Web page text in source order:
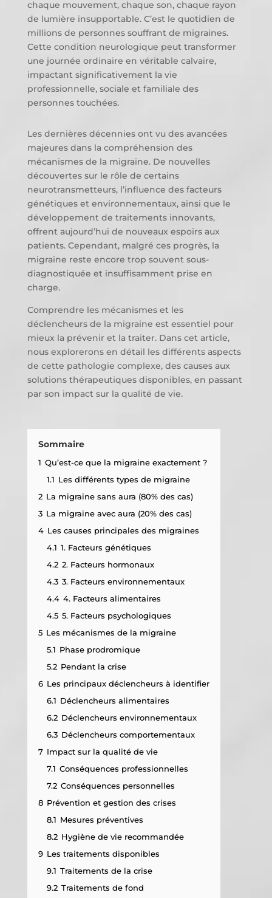
chaque mouvement, chaque son, chaque rayon
de lumière insupportable. C’est le quotidien de
millions de personnes souffrant de migraines.
Cette condition neurologique peut transformer
une journée ordinaire en véritable calvaire,
impactant significativement la vie
professionnelle, sociale et familiale des
personnes touchées.
Les dernières décennies ont vu des avancées
majeures dans la compréhension des
mécanismes de la migraine. De nouvelles
découvertes sur le rôle de certains
neurotransmetteurs, l’influence des facteurs
génétiques et environnementaux, ainsi que le
développement de traitements innovants,
offrent aujourd’hui de nouveaux espoirs aux
patients. Cependant, malgré ces progrès, la
migraine reste encore trop souvent sous-
diagnostiquée et insuffisamment prise en
charge.
Comprendre les mécanismes et les
déclencheurs de la migraine est essentiel pour
mieux la prévenir et la traiter. Dans cet article,
nous explorerons en détail les différents aspects
de cette pathologie complexe, des causes aux
solutions thérapeutiques disponibles, en passant
par son impact sur la qualité de vie.
Sommaire
1 Qu’est-ce que la migraine exactement ?
1.1 Les différents types de migraine
2 La migraine sans aura (80% des cas)
3 La migraine avec aura (20% des cas)
4 Les causes principales des migraines
4.1 1. Facteurs génétiques
4.2 2. Facteurs hormonaux
4.3 3. Facteurs environnementaux
4.4 4. Facteurs alimentaires
4.5 5. Facteurs psychologiques
5 Les mécanismes de la migraine
5.1 Phase prodromique
5.2 Pendant la crise
6 Les principaux déclencheurs à identifier
6.1 Déclencheurs alimentaires
6.2 Déclencheurs environnementaux
6.3 Déclencheurs comportementaux
7 Impact sur la qualité de vie
7.1 Conséquences professionnelles
7.2 Conséquences personnelles
8 Prévention et gestion des crises
8.1 Mesures préventives
8.2 Hygiène de vie recommandée
9 Les traitements disponibles
9.1 Traitements de la crise
9.2 Traitements de fond